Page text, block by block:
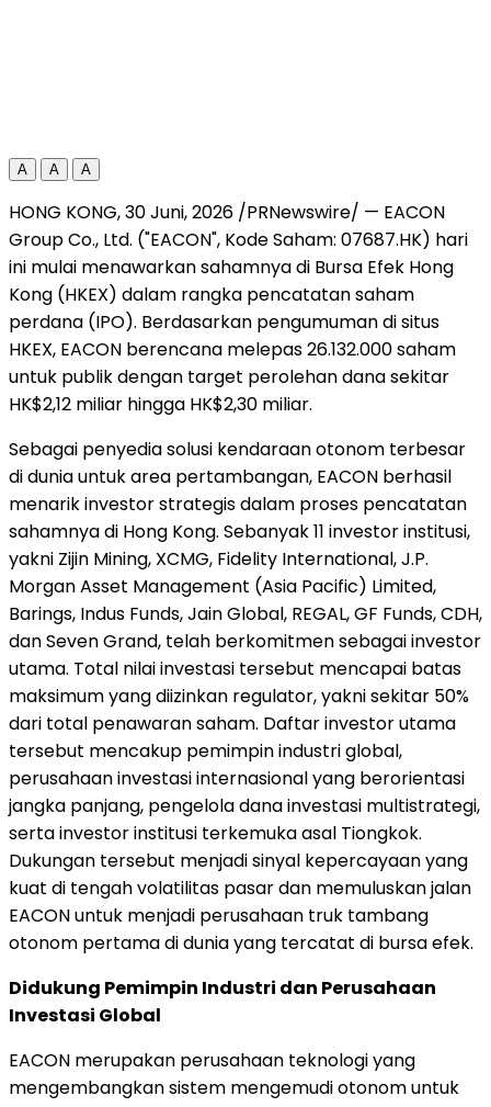
A A A
HONG KONG,30 Juni, 2026 /PRNewswire/ — EACON
Group Co., Ltd. ("EACON", Kode Saham: 07687.HK) hari
ini mulai menawarkan sahamnya di Bursa Efek Hong
Kong (HKEX) dalam rangka pencatatan saham
perdana (IPO). Berdasarkan pengumuman di situs
HKEX, EACON berencana melepas 26.132.000 saham
untuk publik dengan target perolehan dana sekitar
HK$2,12 miliar hingga HK$2,30 miliar.
Sebagai penyedia solusi kendaraan otonom terbesar
di dunia untuk area pertambangan, EACON berhasil
menarik investor strategis dalam proses pencatatan
sahamnya di Hong Kong. Sebanyak 11 investor institusi,
yakni Zijin Mining, XCMG, Fidelity International, J.P.
Morgan Asset Management (Asia Pacific) Limited,
Barings, Indus Funds, Jain Global, REGAL, GF Funds, CDH,
dan Seven Grand, telah berkomitmen sebagai investor
utama. Total nilai investasi tersebut mencapai batas
maksimum yang diizinkan regulator, yakni sekitar 50%
dari total penawaran saham. Daftar investor utama
tersebut mencakup pemimpin industri global,
perusahaan investasi internasional yang berorientasi
jangka panjang, pengelola dana investasi multistrategi,
serta investor institusi terkemuka asal Tiongkok.
Dukungan tersebut menjadi sinyal kepercayaan yang
kuat di tengah volatilitas pasar dan memuluskan jalan
EACON untuk menjadi perusahaan truk tambang
otonom pertama di dunia yang tercatat di bursa efek.
Didukung Pemimpin Industri dan Perusahaan
Investasi Global
EACON merupakan perusahaan teknologi yang
mengembangkan sistem mengemudi otonom untuk